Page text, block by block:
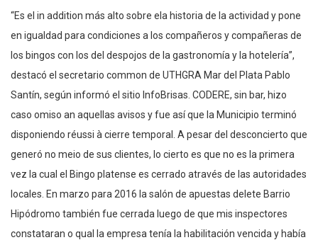
“Es el in addition más alto sobre ela historia de la actividad y pone
en igualdad para condiciones a los compañeros y compañeras de
los bingos con los del despojos de la gastronomía y la hotelería”,
destacó el secretario common de UTHGRA Mar del Plata Pablo
Santín, según informó el sitio InfoBrisas. CODERE, sin bar, hizo
caso omiso an aquellas avisos y fue así que la Municipio terminó
disponiendo réussi à cierre temporal. A pesar del desconcierto que
generó no meio de sus clientes, lo cierto es que no es la primera
vez la cual el Bingo platense es cerrado através de las autoridades
locales. En marzo para 2016 la salón de apuestas delete Barrio
Hipódromo también fue cerrada luego de que mis inspectores
constataran o qual la empresa tenía la habilitación vencida y había